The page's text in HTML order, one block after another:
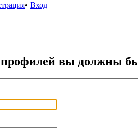
• Вход
вы должны